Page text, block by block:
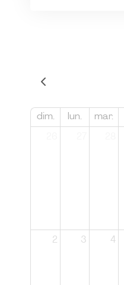
dim. lun. mar.
2 3 4